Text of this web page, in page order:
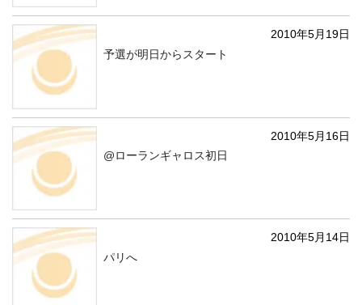
2010年5月19日
予選が明日からスタート
2010年5月16日
@ローランギャロス初日
2010年5月14日
パリへ